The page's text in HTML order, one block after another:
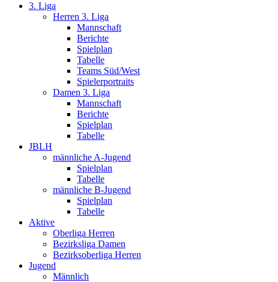
3. Liga
Herren 3. Liga
Mannschaft
Berichte
Spielplan
Tabelle
Teams Süd/West
Spielerportraits
Damen 3. Liga
Mannschaft
Berichte
Spielplan
Tabelle
JBLH
männliche A-Jugend
Spielplan
Tabelle
männliche B-Jugend
Spielplan
Tabelle
Aktive
Oberliga Herren
Bezirksliga Damen
Bezirksoberliga Herren
Jugend
Männlich